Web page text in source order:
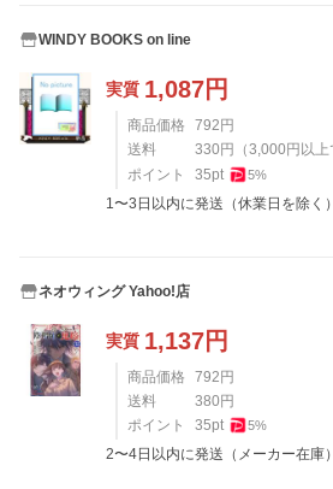
WINDY BOOKS on line
実質 1,087円
商品価格 792 円
送料
330 円 （3,000 円以上
ポイント
35pt 5%
1〜3日以内に発送（休業日を除く）
ネオウィング Yahoo!店
実質 1,137円
商品価格 792 円
送料
380 円
ポイント
35pt 5%
2〜4日以内に発送（メーカー在庫